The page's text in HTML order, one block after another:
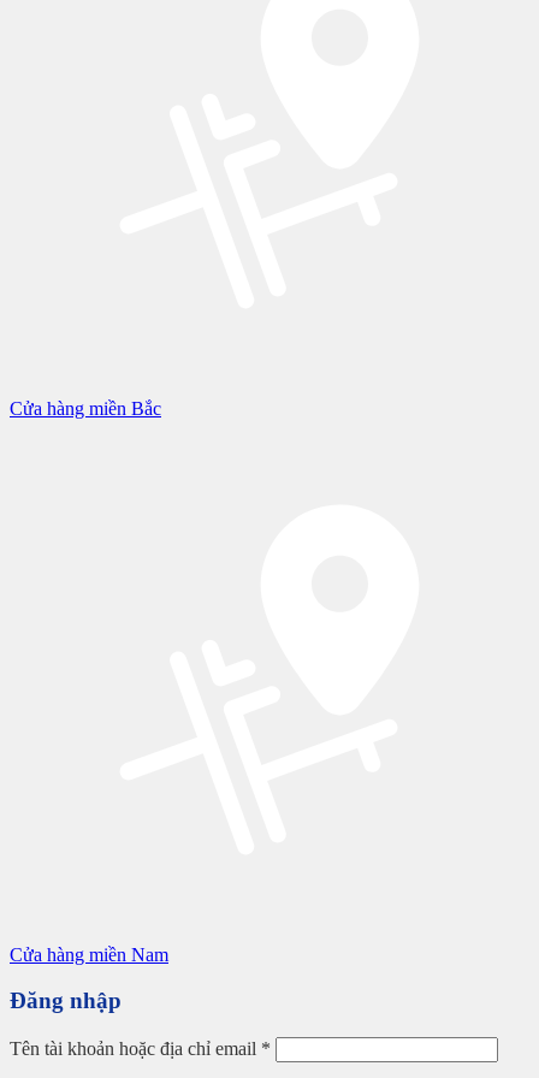
Cửa hàng miền Bắc
Cửa hàng miền Nam
Đăng nhập
Tên tài khoản hoặc địa chỉ email *